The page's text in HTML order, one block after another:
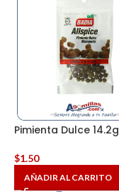
Pimienta Dulce 14.2g
$1.50
AÑADIR AL CARRITO